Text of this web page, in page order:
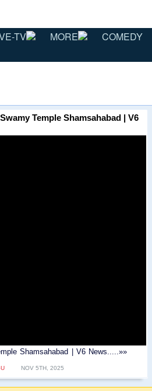
TV MORE COMEDY
Temple Shamsahabad | V6
Shamsahabad | V6 News.....»»
NOV 5TH, 2025